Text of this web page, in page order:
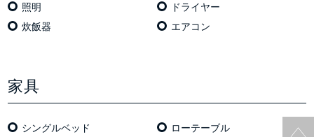
照明
ドライヤー
炊飯器
エアコン
家具
シングルベッド ローテーブル